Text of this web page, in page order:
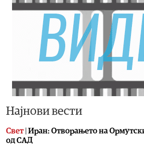
Најнови вести
Свет| Иран: Отворањето на
од САД